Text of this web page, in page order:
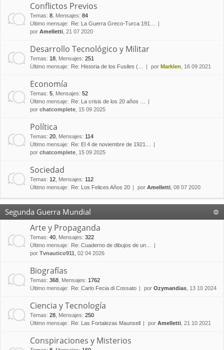
Conflictos Previos
Temas: 8 Mensajes: 84
Último mensaje:
Re: La Guerra Greco-Turca 191…
por Amelletti , 21 07 2020
Desarrollo Tecnológico y Militar
Temas: 18 Mensajes: 251
Último mensaje:
Re: Historia de los Fusiles (… por Marklen , 16 09 2021
Economía
Temas: 5 Mensajes: 52
Último mensaje:
Re: La crisis de los 20 años …
por chatcomplete , 15 09 2025
Política
Temas: 20 Mensajes: 114
Último mensaje:
Re: El 4 de noviembre de 1921…
por chatcomplete , 15 09 2025
Sociedad
Temas: 12 Mensajes: 112
Último mensaje:
Re: Los Felices Años 20 por Amelletti , 08 07 2020
Segunda Guerra Mundial
Arte y Propaganda
Temas: 40 Mensajes: 322
Último mensaje:
Re: Cuaderno de dibujos de un…
por Tvnautico911 , 02 04 2026
Biografías
Temas: 368 Mensajes: 1762
Último mensaje:
Re: Carlo Fecia di Cossato por Ozymandias , 13 10 2024
Ciencia y Tecnología
Temas: 28 Mensajes: 250
Último mensaje:
Re: Las Fortalezas Maunsell por Amelletti , 21 10 2021
Conspiraciones y Misterios